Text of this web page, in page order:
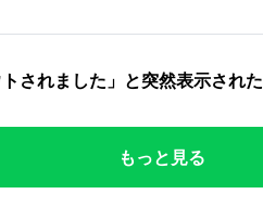
されました」と突然表示された
もっと見る